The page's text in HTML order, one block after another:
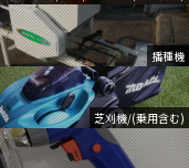
播種機
芝刈機/(乗用含む)